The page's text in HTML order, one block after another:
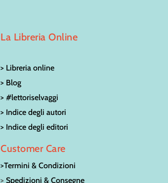
La Libreria Online
> Libreria online
> Blog
> #lettoriselvaggi
> Indice degli autori
> Indice degli editori
Customer Care
>Termini & Condizioni
>Spedizioni & Consegne